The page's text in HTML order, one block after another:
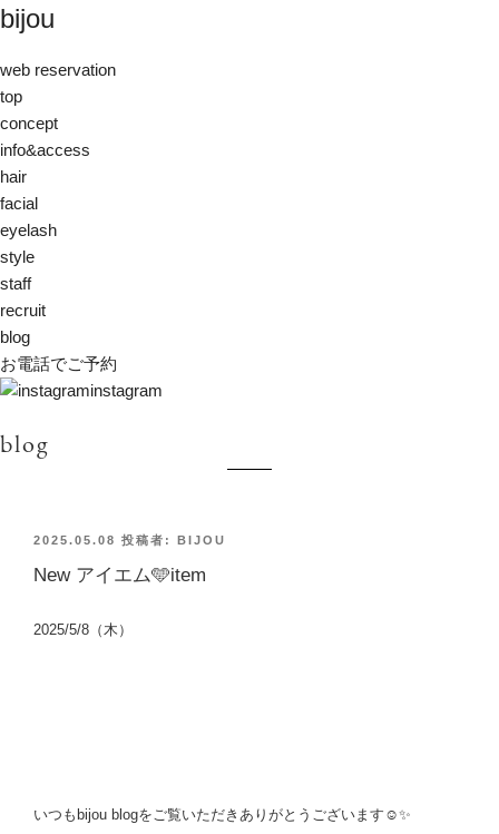
bijou
web reservation
top
concept
info&access
hair
facial
eyelash
style
staff
recruit
blog
お電話でご予約
instagram
blog
投
日:
2025.05.08 投稿者: BIJOU
New アイエム🩵item
2025/5/8（木）
いつもbijou blogをご覧いただきありがとうございます☺️✨